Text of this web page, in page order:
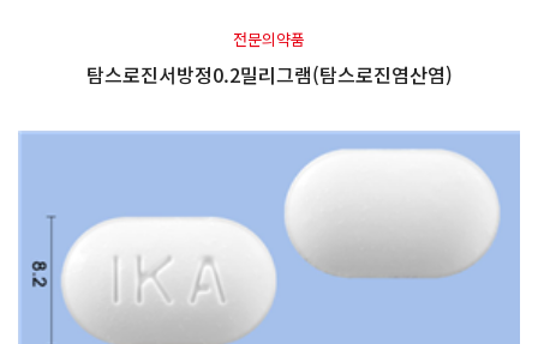
전문의약품
탐스로진서방정0.2밀리그램(탐스로진염산염)